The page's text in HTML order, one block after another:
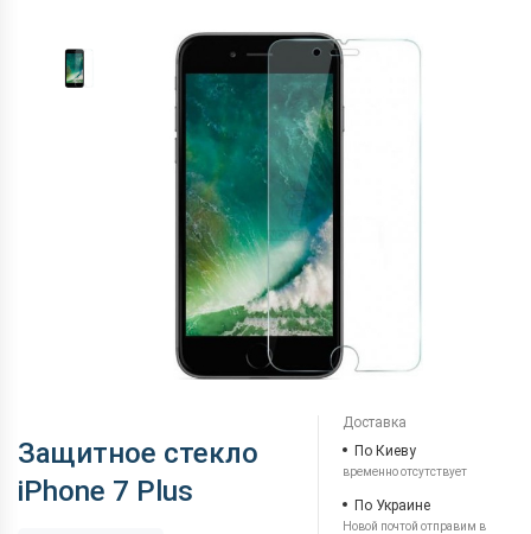
Защитное стекло
iPhone 7 Plus
Доставка
По Киеву
временно отсутствует
По Украине
Новой почтой отправим в